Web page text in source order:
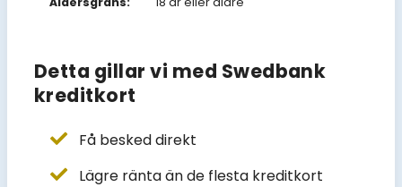
Detta gillar vi med Swedbank
kreditkort
Få besked direkt
Lägre ränta än de flesta kreditkort